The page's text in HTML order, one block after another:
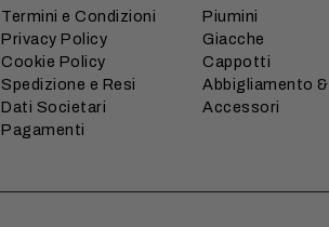
Termini e Condizioni
Privacy Policy
Cookie Policy
Spedizione e Resi
Dati Societari
Pagamenti
Piumini
Giacche
Cappotti
Abbigliamento &
Accessori